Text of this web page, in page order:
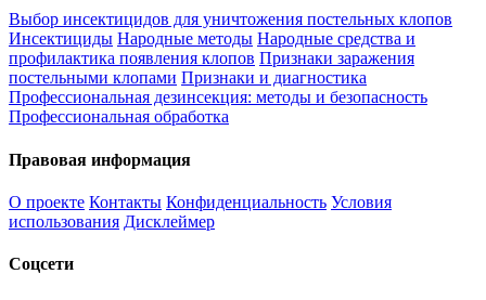
Выбор инсектицидов для уничтожения постельных клопов
Инсектициды Народные методы Народные средства и
профилактика появления клопов Признаки заражения
постельными клопами Признаки и диагностика
Профессиональная дезинсекция: методы и безопасность
Профессиональная обработка
Правовая информация
О проекте Контакты Конфиденциальность Условия
использования Дисклеймер
Соцсети